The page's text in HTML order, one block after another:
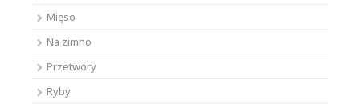
Mięso
Na zimno
Przetwory
Ryby